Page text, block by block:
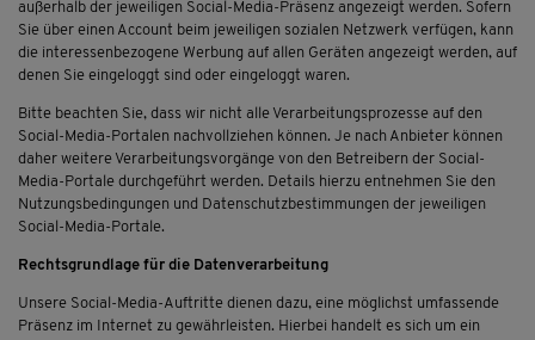
außerhalb der jeweiligen Social-Media-Präsenz angezeigt werden. Sofern
Sie über einen Account beim jeweiligen sozialen Netzwerk verfügen, kann
die interessenbezogene Werbung auf allen Geräten angezeigt werden, auf
denen Sie eingeloggt sind oder eingeloggt waren.
Bitte beachten Sie, dass wir nicht alle Verarbeitungsprozesse auf den
Social-Media-Portalen nachvollziehen können. Je nach Anbieter können
daher weitere Verarbeitungsvorgänge von den Betreibern der Social-
Media-Portale durchgeführt werden. Details hierzu entnehmen Sie den
Nutzungsbedingungen und Datenschutzbestimmungen der jeweiligen
Social-Media-Portale.
Rechtsgrundlage für die Datenverarbeitung
Unsere Social-Media-Auftritte dienen dazu, eine möglichst umfassende
Präsenz im Internet zu gewährleisten. Hierbei handelt es sich um ein